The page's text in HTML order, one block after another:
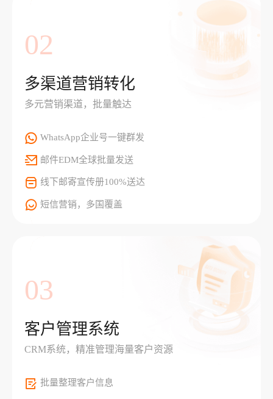
02
多渠道营销转化
多元营销渠道，批量触达
WhatsApp企业号一键群发
邮件EDM全球批量发送
线下邮寄宣传册100%送达
短信营销，多国覆盖
03
客户管理系统
CRM系统，精准管理海量客户资源
批量整理客户信息